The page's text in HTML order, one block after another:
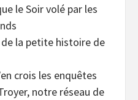
le Soir volé par les
la petite histoire de
crois les enquêtes
notre réseau de